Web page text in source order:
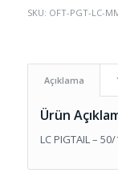
SKU: OFT-PGT-LC-
Açıklama
Ürün
LC PIGTAIL –